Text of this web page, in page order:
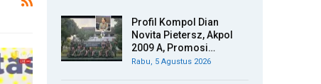
Profil Kompol Dian
Novita Pietersz, Akpol
2009 A, Promosi…
Rabu, 5 Agustus 2026